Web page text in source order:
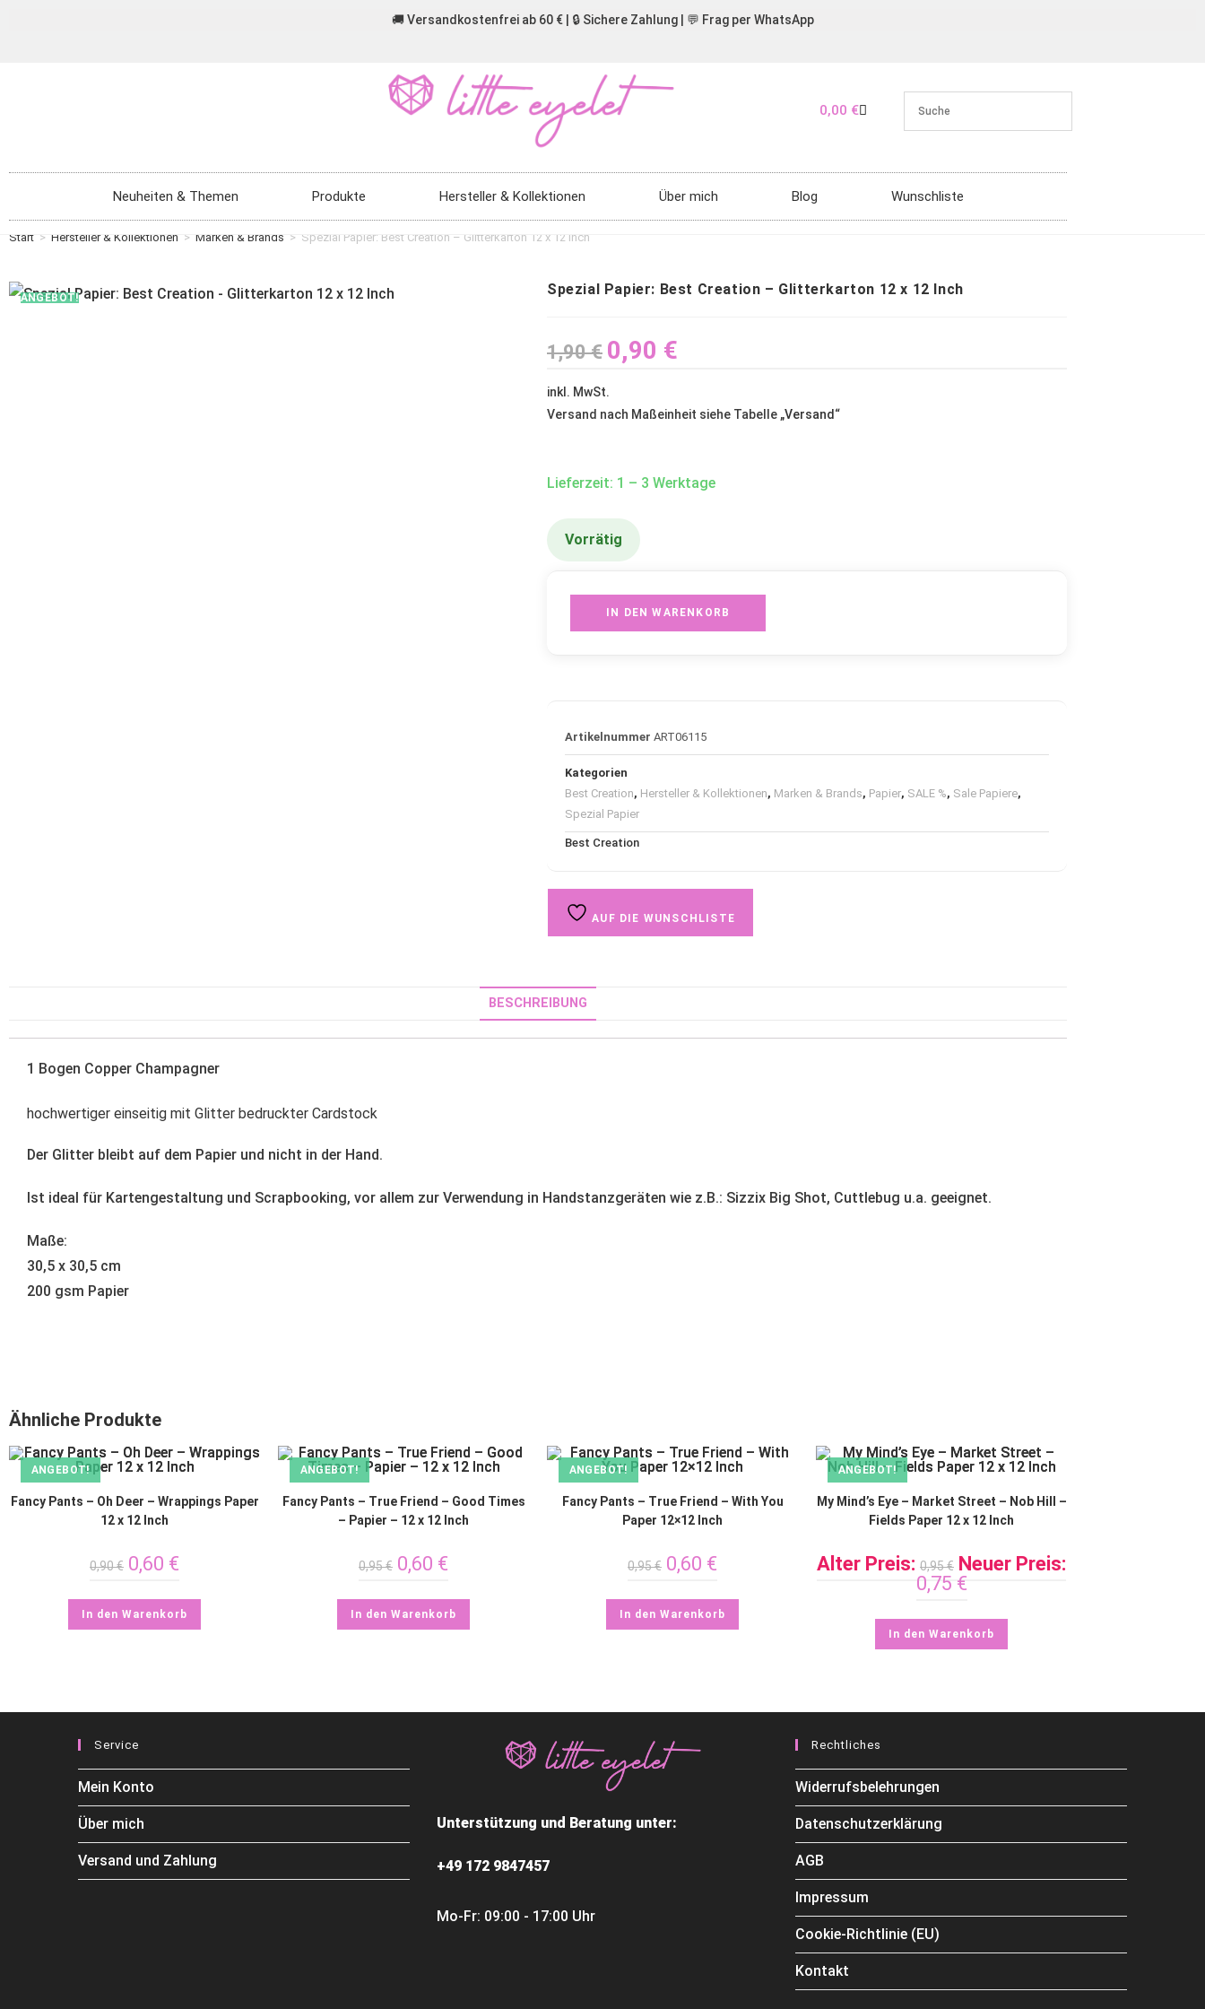
🚚 Versandkostenfrei ab 60 € | 🔒 Sichere Zahlung | 💬 Frag per WhatsApp
0,00 €
Neuheiten & Themen Produkte Hersteller & Kollektionen Über mich Blog Wunschliste
Start > Hersteller & Kollektionen > Marken & Brands > Spezial Papier: Best Creation – Glitterkarton 12 x 12 Inch
ANGEBOT! Spezial Papier: Best Creation – Glitterkarton 12 x 12 Inch
1,90€ 0,90 €
inkl. MwSt.
Versand nach Maßeinheit siehe Tabelle „Versand “
Lieferzeit: 1 – 3 Werktage
Vorrätig
IN DEN WARENKORB
Artikelnummer ART06115
Kategorien
Best Creation, Hersteller & Kollektionen, Marken & Brands, Papier, SALE %, Sale Papiere,
Spezial Papier
Best Creation
AUF DIE WUNSCHLISTE
BESCHREIBUNG
1 Bogen Copper Champagner
hochwertiger einseitig mit Glitter bedruckter Cardstock
Der Glitter bleibt auf dem Papier und nicht in der Hand.
Ist ideal für Kartengestaltung und Scrapbooking, vor allem zur Verwendung in Handstanzgeräten wie z.B.: Sizzix Big Shot, Cuttlebug u.a. geeignet.
Maße:
30,5 x 30,5 cm
200 gsm Papier
Ähnliche Produkte
ANGEBOT!
Fancy Pants – Oh Deer – Wrappings Paper
12 x 12 Inch
0,90€ 0,60 €
In den Warenkorb
ANGEBOT!
Fancy Pants – True Friend – Good Times
– Papier – 12 x 12 Inch
0,95€ 0,60 €
In den Warenkorb
ANGEBOT!
Fancy Pants – True Friend – With You
Paper 12×12 Inch
0,95€ 0,60 €
In den Warenkorb
ANGEBOT!
My Mind’s Eye – Market Street – Nob Hill –
Fields Paper 12 x 12 Inch
Alter Preis: 0,95€ Neuer Preis:
0,75 €
In den Warenkorb
Service
Mein Konto
Über mich
Versand und Zahlung
Unterstützung und Beratung unter:
+49 172 9847457
Mo-Fr: 09:00 - 17:00 Uhr
Rechtliches
Widerrufsbelehrungen
Datenschutzerklärung
AGB
Impressum
Cookie-Richtlinie (EU)
Kontakt